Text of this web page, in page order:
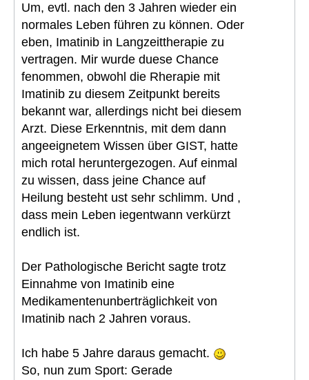
Um, evtl. nach den 3 Jahren wieder ein
normales Leben führen zu können. Oder
eben, Imatinib in Langzeittherapie zu
vertragen. Mir wurde duese Chance
fenommen, obwohl die Rherapie mit
Imatinib zu diesem Zeitpunkt bereits
bekannt war, allerdings nicht bei diesem
Arzt. Diese Erkenntnis, mit dem dann
angeeignetem Wissen über GIST, hatte
mich rotal heruntergezogen. Auf einmal
zu wissen, dass jeine Chance auf
Heilung besteht ust sehr schlimm. Und ,
dass mein Leben iegentwann verkürzt
endlich ist.
Der Pathologische Bericht sagte trotz
Einnahme von Imatinib eine
Medikamentenunberträglichkeit von
Imatinib nach 2 Jahren voraus.
Ich habe 5 Jahre daraus gemacht.
So, nun zum Sport: Gerade